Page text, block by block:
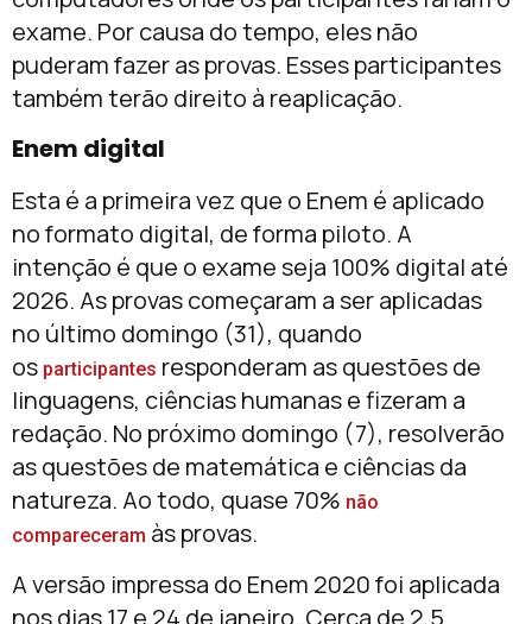
exame. Por causa do tempo, eles não
puderam fazer as provas. Esses participantes
também terão direito à reaplicação.
Enem digital
Esta é a primeira vez que o Enem é aplicado
no formato digital, de forma piloto. A
intenção é que o exame seja 100% digital até
2026. As provas começaram a ser aplicadas
no último domingo (31), quando
os participantes responderam as questões de
linguagens, ciências humanas e fizeram a
redação. No próximo domingo (7), resolverão
as questões de matemática e ciências da
natureza. Ao todo, quase 70% não
compareceram às provas.
A versão impressa do Enem 2020 foi aplicada
nos dias 17 e 24 de janeiro. Cerca de 2,5